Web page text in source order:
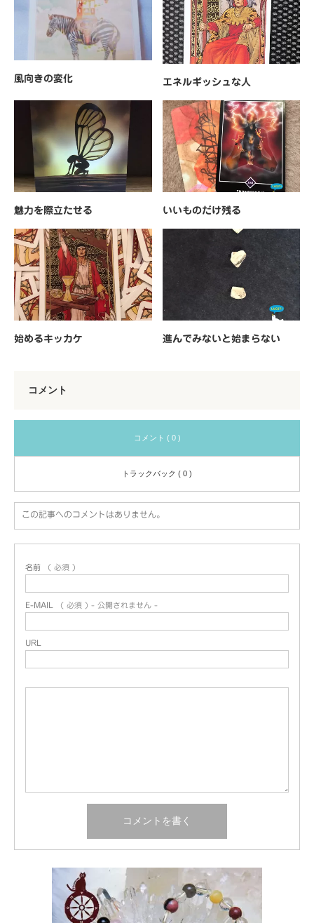
風向きの変化 エネルギッシュな人
魅力を際立たせる いいものだけ残る
始めるキッカケ 進んでみないと始まらない
コメント
コメント ( 0 )
トラックバック ( 0 )
この記事へのコメントはありません。
名前 ( 必須 )
E-MAIL ( 必須 ) - 公開されません -
URL